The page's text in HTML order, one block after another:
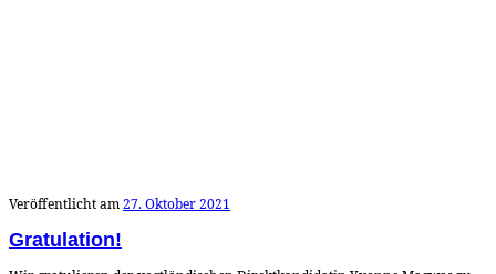
Veröffentlicht am27. Oktober 2021
Gratulation!